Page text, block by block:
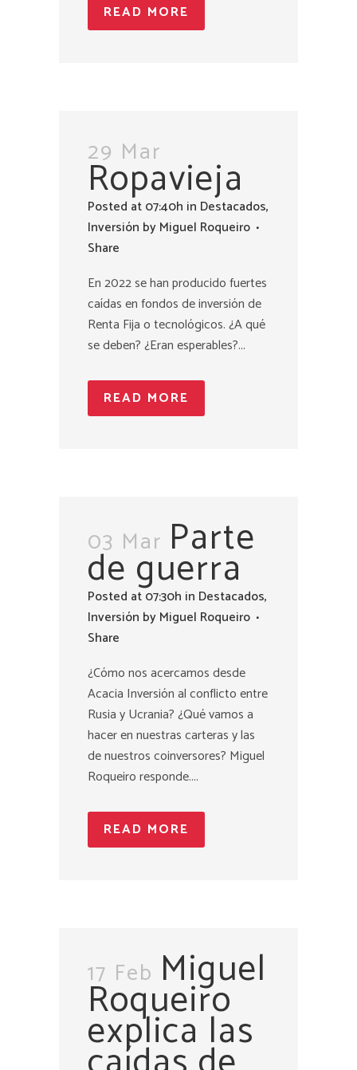
READ MORE
29 Mar
Ropavieja
Posted at 07:40h in Destacados,
Inversión byMiguel Roqueiro
Share
En 2022 se han producido fuertes
caídas en fondos de inversión de
Renta Fija o tecnológicos. ¿A qué
se deben? ¿Eran esperables?...
READ MORE
03 Mar Parte
de guerra
Posted at 07:30h in Destacados,
Inversión byMiguel Roqueiro
Share
¿Cómo nos acercamos desde
Acacia Inversión al conflicto entre
Rusia y Ucrania? ¿Qué vamos a
hacer en nuestras carteras y las
de nuestros coinversores? Miguel
Roqueiro responde....
READ MORE
17 Feb Miguel
Roqueiro
explica las